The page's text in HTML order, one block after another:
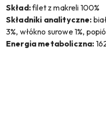
Skład:filet z makreli 100%
Składniki analityczne:
3%, włókno surowe 1%,
Energia metaboliczna: